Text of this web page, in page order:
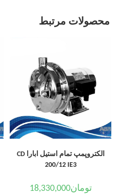
محصولات مرتبط
الکتروپمپ تمام استیل ابارا CD
200/12 IE3
تومان18,330,000